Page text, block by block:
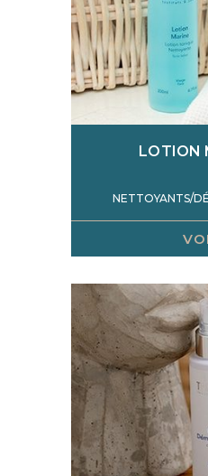
LOTION
NETTOYANTS/